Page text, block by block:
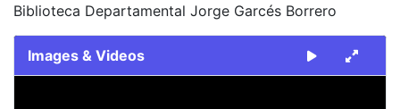
Biblioteca Departamental Jorge Garcés Borrero
Images & Videos